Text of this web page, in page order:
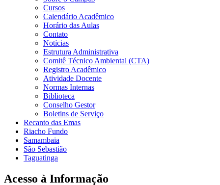
Cursos
Calendário Acadêmico
Horário das Aulas
Contato
Notícias
Estrutura Administrativa
Comitê Técnico Ambiental (CTA)
Registro Acadêmico
Atividade Docente
Normas Internas
Biblioteca
Conselho Gestor
Boletins de Serviço
Recanto das Emas
Riacho Fundo
Samambaia
São Sebastião
Taguatinga
Acesso à Informação